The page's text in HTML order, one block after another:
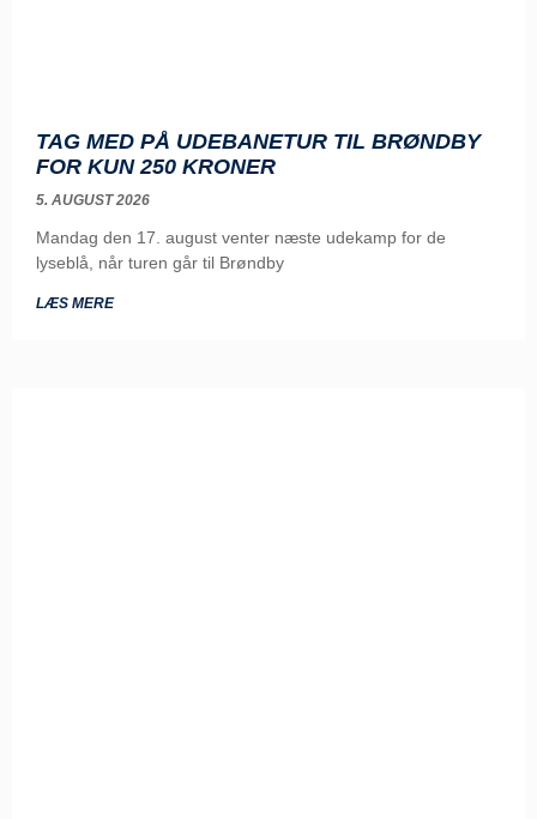
TAG MED PÅ UDEBANETUR TIL BRØNDBY
FOR KUN 250 KRONER
5. AUGUST 2026
Mandag den 17. august venter næste udekamp for de
lyseblå, når turen går til Brøndby
LÆS MERE